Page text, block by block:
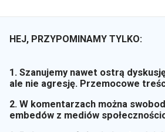
HEJ, PRZYPOMINAMY TYLKO:
1. Szanujemy nawet ostrą
ale nie agresję. Przemocowe
2. W komentarzach można
embedów z mediów